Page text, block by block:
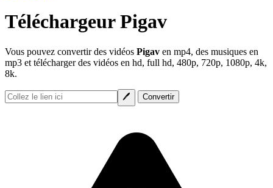
Téléchargeur Pigav
Vous pouvez convertir des vidéos Pigav en mp4, des musiques en
mp3 et télécharger des vidéos en hd, full hd, 480p, 720p, 1080p, 4k,
8k.